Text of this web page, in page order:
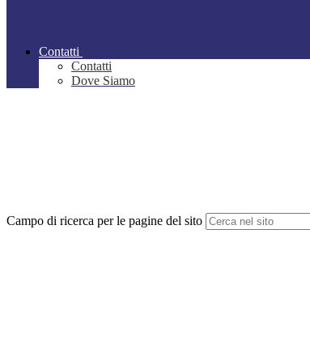
Contatti
Contatti
Dove Siamo
Campo di ricerca per le pagine del sito